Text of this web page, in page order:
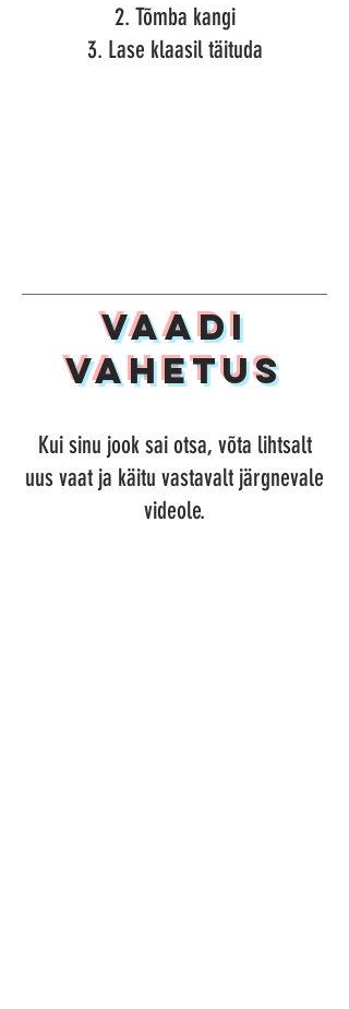
2. Tõmba kangi
3. Lase klaasil täituda
Vaadi
Vahetus
Kui sinu jook sai otsa, võta lihtsalt
uus vaat ja käitu vastavalt järgnevale
videole.